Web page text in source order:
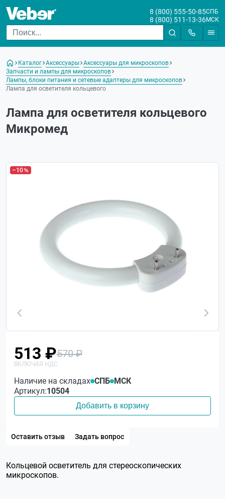
8 (800) 555-50-85СПБ
8 (800) 511-13-36МСК
Каталог Аксессуары Аксессуары для микроскопов
Запчасти и лампы для микроскопов
Лампы, блоки питания и сетевые адаптеры для микроскопов
Лампа для осветителя кольцевого
Лампа для осветителя кольцевого
Микромед
–10
513 ₽570 ₽
Наличие на складах СПБ МСК
Артикул:10504
Добавить в корзину
Оставить отзыв Задать вопрос
Кольцевой осветитель для стереоскопических
микроскопов.